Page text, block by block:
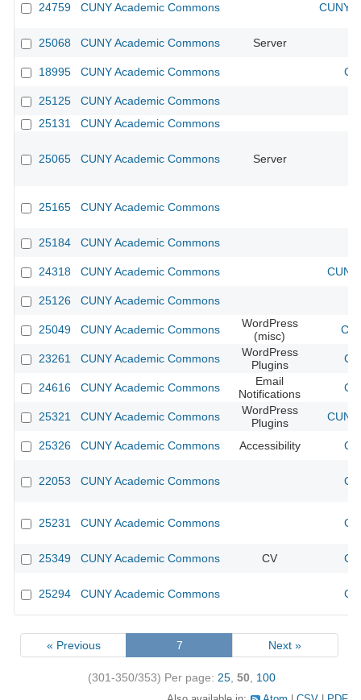
24759 CUNY Academic Commons CUNY
25068 CUNY Academic Commons Server
18995 CUNY Academic Commons
25125
CUNY Academic Commons
25131
CUNY Academic Commons
25065 CUNY Academic Commons Server
25165 CUNY Academic Commons
25184 CUNY Academic Commons
24318 CUNY Academic Commons
25126 CUNY Academic Commons
25049 CUNY Academic Commons
WordPress
(misc)
23261 CUNY Academic Commons
WordPress
Plugins
24616 CUNY Academic Commons
Email
Notifications
25321 CUNY Academic Commons
WordPress
Plugins
25326 CUNY Academic Commons Accessibility
22053 CUNY Academic Commons
25231 CUNY Academic Commons
25349 CUNY Academic Commons CV
25294 CUNY Academic Commons
« Previous 7 Next »
(301-350/353) Per page: 25 50 100